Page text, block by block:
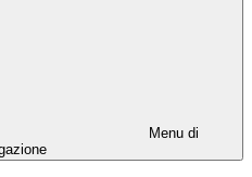
Menu di